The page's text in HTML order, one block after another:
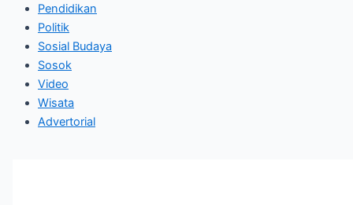
Pendidikan
Politik
Sosial Budaya
Sosok
Video
Wisata
Advertorial